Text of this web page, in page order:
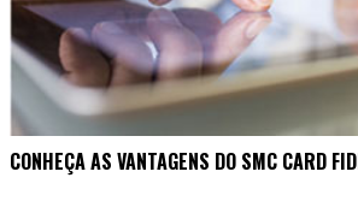
CONHEÇA AS VANTAGENS DO SMC CARD